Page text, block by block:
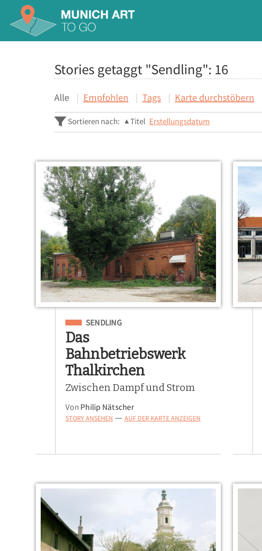
Stories getaggt "Sendling": 16
Alle Empfohlen Tags Karte durchstöbern
Sortieren nach: Titel Erstellungsdatum
Eingeordnet unter
SENDLING
Das
Bahnbetriebswerk
Thalkirchen
Zwischen Dampf und Strom
Von Philip Nätscher
STORY ANSEHEN — AUF DER KARTE ANZEIGEN